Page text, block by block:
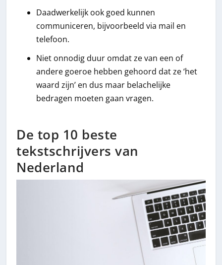
Daadwerkelijk ook goed kunnen
communiceren, bijvoorbeeld via mail en
telefoon.
Niet onnodig duur omdat ze van een of
andere goeroe hebben gehoord dat ze ‘het
waard zijn’ en dus maar belachelijke
bedragen moeten gaan vragen.
De top 10 beste
tekstschrijvers van
Nederland